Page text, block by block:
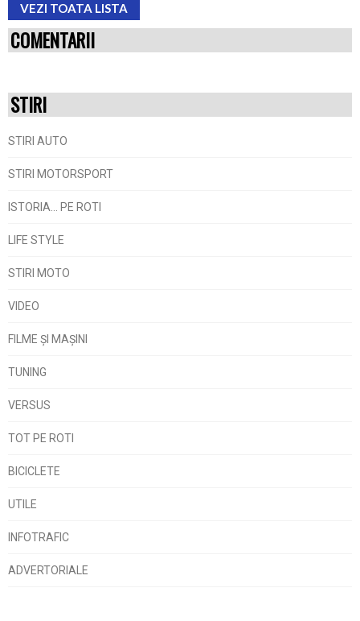
VEZI TOATA LISTA
COMENTARII
STIRI
STIRI AUTO
STIRI MOTORSPORT
ISTORIA... PE ROTI
LIFE STYLE
STIRI MOTO
VIDEO
FILME ŞI MAŞINI
TUNING
VERSUS
TOT PE ROTI
BICICLETE
UTILE
INFOTRAFIC
ADVERTORIALE